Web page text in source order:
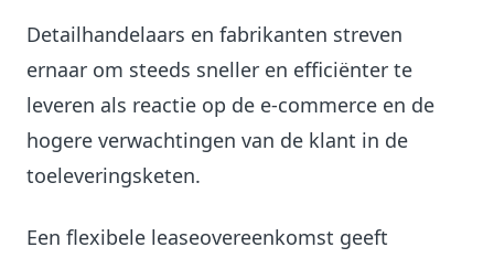
Detailhandelaars en fabrikanten streven
ernaar om steeds sneller en efficiënter te
leveren als reactie op de e-commerce en de
hogere verwachtingen van de klant in de
toeleveringsketen.
Een flexibele leaseovereenkomst geeft